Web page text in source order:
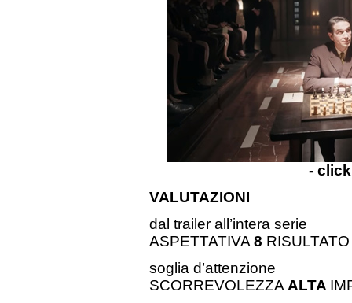
-
VALUTAZIONI
dal trailer all’intera serie
ASPETTATIVA 8
soglia d’attenzione
SCORREVOLEZZA ALTA